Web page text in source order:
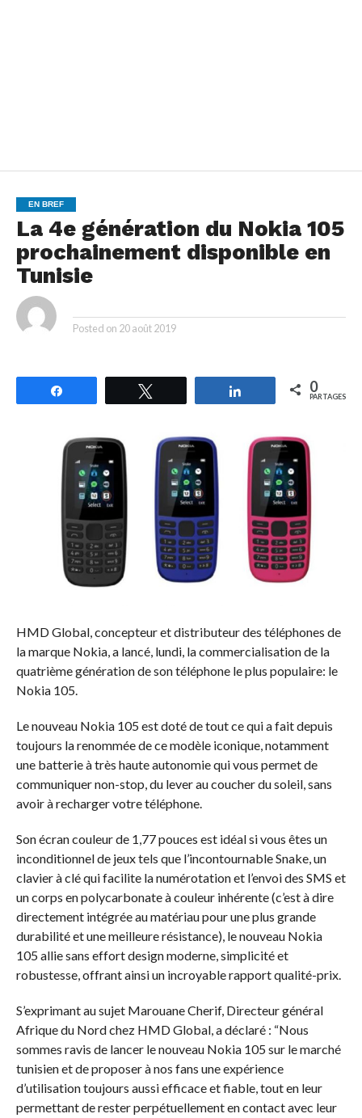
EN BREF
La 4e génération du Nokia 105
prochainement disponible en
Tunisie
Posted on 20 août 2019
Partagez 0
PARTAGES
HMD Global, concepteur et distributeur des téléphones de
la marque Nokia, a lancé, lundi, la commercialisation de la
quatrième génération de son téléphone le plus populaire: le
Nokia 105.
Le nouveau Nokia 105 est doté de tout ce qui a fait depuis
toujours la renommée de ce modèle iconique, notamment
une batterie à très haute autonomie qui vous permet de
communiquer non-stop, du lever au coucher du soleil, sans
avoir à recharger votre téléphone.
Son écran couleur de 1,77 pouces est idéal si vous êtes un
inconditionnel de jeux tels que l’incontournable Snake, un
clavier à clé qui facilite la numérotation et l’envoi des SMS et
un corps en polycarbonate à couleur inhérente (c’est à dire
directement intégrée au matériau pour une plus grande
durabilité et une meilleure résistance), le nouveau Nokia
105 allie sans effort design moderne, simplicité et
robustesse, offrant ainsi un incroyable rapport qualité-prix.
S’exprimant au sujet Marouane Cherif, Directeur général
Afrique du Nord chez HMD Global, a déclaré : “Nous
sommes ravis de lancer le nouveau Nokia 105 sur le marché
tunisien et de proposer à nos fans une expérience
d’utilisation toujours aussi efficace et fiable, tout en leur
permettant de rester perpétuellement en contact avec leur